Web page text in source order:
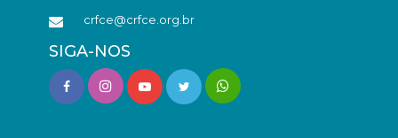
crfce@crfce.org.br
SIGA-NOS